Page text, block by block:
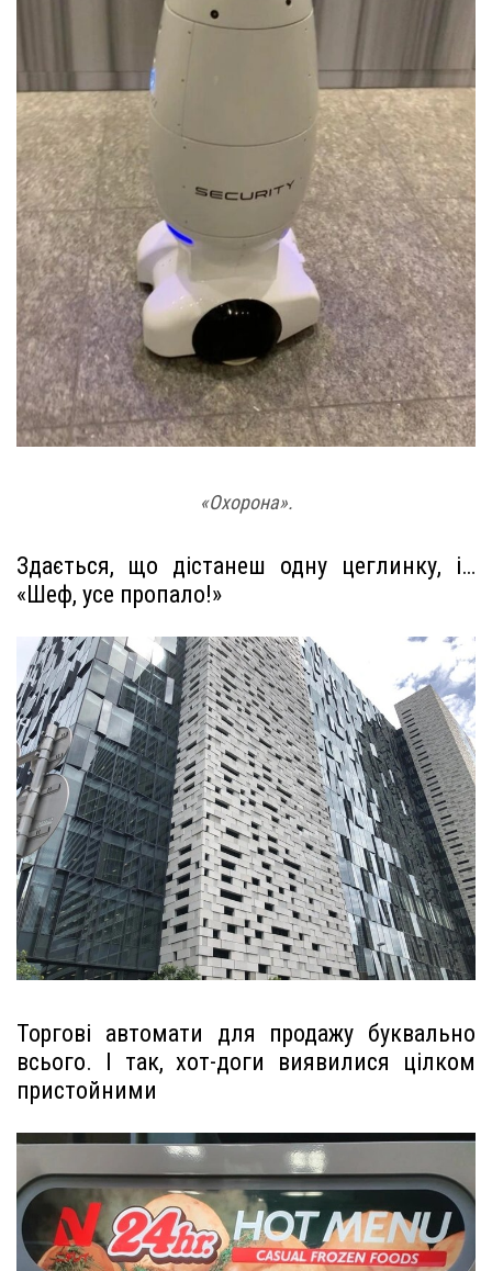
«Охорона».
Здається, що дістанеш одну цеглинку, і…
«Шеф, усе пропало!»
Торгові автомати для продажу буквально
всього. І так, хот-доги виявилися цілком
пристойними